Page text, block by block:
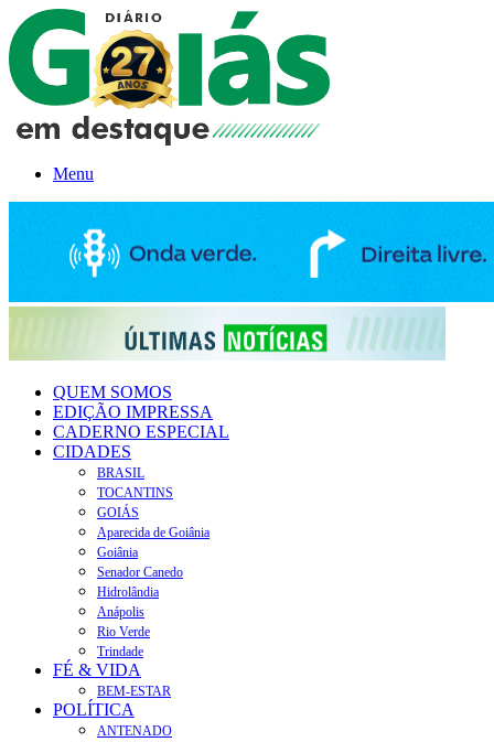
Menu
QUEM SOMOS
EDIÇÃO IMPRESSA
CADERNO ESPECIAL
CIDADES
BRASIL
TOCANTINS
GOIÁS
Aparecida de Goiânia
Goiânia
Senador Canedo
Hidrolândia
Anápolis
Rio Verde
Trindade
FÉ & VIDA
BEM-ESTAR
POLÍTICA
ANTENADO